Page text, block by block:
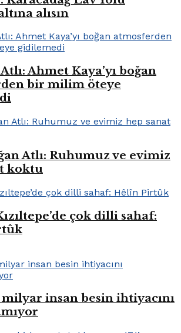
alısın
Ahmet Kaya’yı boğan
bir milim öteye
Atlı: Ruhumuz ve evimiz
koktu
çok dilli sahaf:
milyar insan besin ihtiyacını